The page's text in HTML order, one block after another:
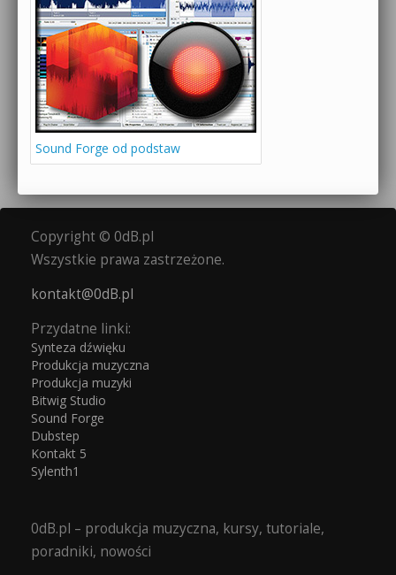
Sound Forge od podstaw
Copyright © 0dB.pl
Wszystkie prawa zastrzeżone.
kontakt@0dB.pl
Przydatne linki:
Synteza dźwięku
Produkcja muzyczna
Produkcja muzyki
Bitwig Studio
Sound Forge
Dubstep
Kontakt 5
Sylenth1
0dB.pl – produkcja muzyczna, kursy, tutoriale,
poradniki, nowości